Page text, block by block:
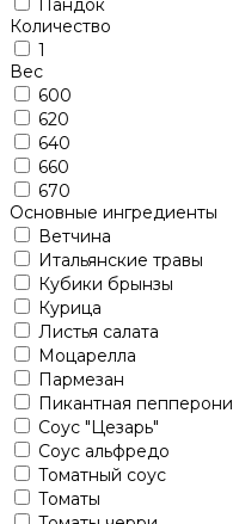
Количество
1
Вес
600
620
640
660
670
Основные ингредиенты
Ветчина
Итальянские травы
Кубики брынзы
Курица
Листья салата
Моцарелла
Пармезан
Пикантная пепперони
Соус "Цезарь"
Соус альфредо
Томатный соус
Томаты